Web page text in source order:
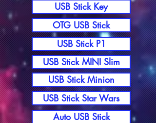
USB Stick Key
OTG USB Stick
USB Stick P1
USB Stick MINI Slim
USB Stick Minion
USB Stick Star Wars
Auto USB Stick